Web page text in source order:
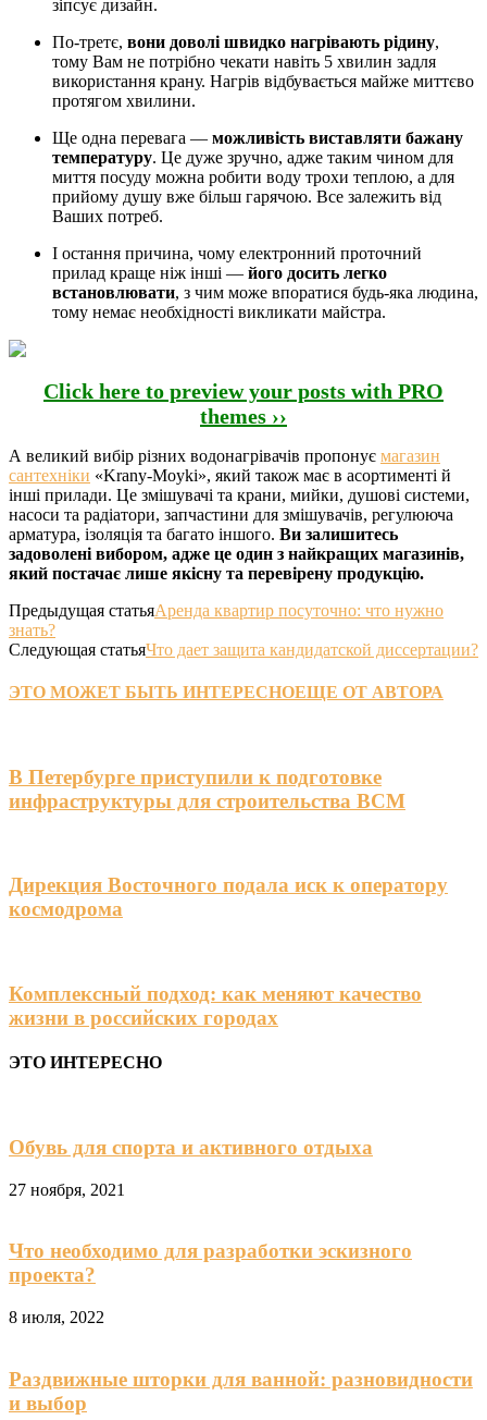
зіпсує дизайн.
По-третє, вони доволі швидко нагрівають рідину,
тому Вам не потрібно чекати навіть 5 хвилин задля
використання крану. Нагрів відбувається майже миттєво
протягом хвилини.
Ще одна перевага — можливість виставляти бажану
температуру. Це дуже зручно, адже таким чином для
миття посуду можна робити воду трохи теплою, а для
прийому душу вже більш гарячою. Все залежить від
Ваших потреб.
І остання причина, чому електронний проточний
прилад краще ніж інші — його досить легко
встановлювати, з чим може впоратися будь-яка людина,
тому немає необхідності викликати майстра.
Click here to preview your posts with PRO
themes ››
А великий вибір різних водонагрівачів пропонує магазин
сантехніки «Krany-Moyki», який також має в асортименті й
інші прилади. Це змішувачі та крани, мийки, душові системи,
насоси та радіатори, запчастини для змішувачів, регулююча
арматура, ізоляція та багато іншого. Ви залишитесь
задоволені вибором, адже це один з найкращих магазинів,
який постачає лише якісну та перевірену продукцію.
Предыдущая статьяАренда квартир посуточно: что нужно
знать?
Следующая статьяЧто дает защита кандидатской диссертации?
ЭТО МОЖЕТ БЫТЬ ИНТЕРЕСНОЕЩЕ ОТ АВТОРА
В Петербурге приступили к подготовке
инфраструктуры для строительства ВСМ
Дирекция Восточного подала иск к оператору
космодрома
Комплексный подход: как меняют качество
жизни в российских городах
ЭТО ИНТЕРЕСНО
Обувь для спорта и активного отдыха
27 ноября, 2021
Что необходимо для разработки эскизного
проекта?
8 июля, 2022
Раздвижные шторки для ванной: разновидности
и выбор